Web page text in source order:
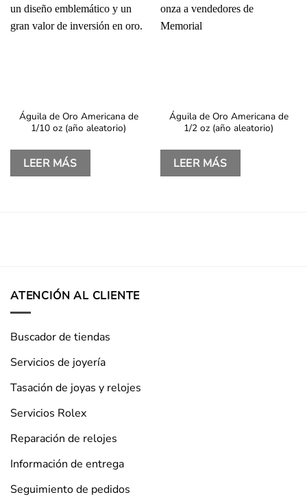
Águila de Oro Americana de
1/10 oz (año aleatorio)
LEER MÁS
Águila de Oro Americana de
1/2 oz (año aleatorio)
LEER MÁS
ATENCIÓN AL CLIENTE
Buscador de tiendas
Servicios de joyería
Tasación de joyas y relojes
Servicios Rolex
Reparación de relojes
Información de entrega
Seguimiento de pedidos